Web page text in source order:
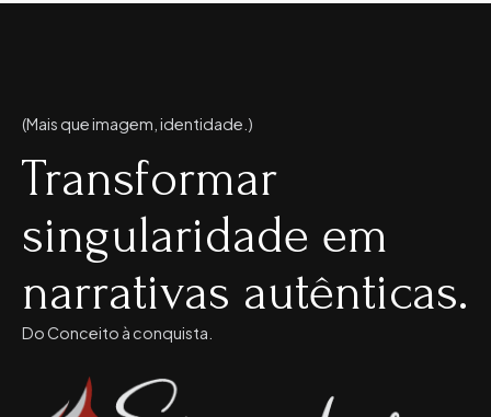
(Mais que imagem, identidade.)
Transformar
singularidade em
narrativas autênticas.
Do Conceito à conquista.